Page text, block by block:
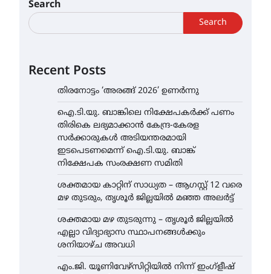
Search
Search
Recent Posts
തിരനോട്ടം ‘അരങ്ങ് 2026’ ഉണർന്നു
ഐ.ടി.യു. ബാങ്കിലെ നിക്ഷേപകർക്ക് പണം
തിരികെ ലഭ്യമാക്കാൻ കേന്ദ്ര-കേരള
സർക്കാരുകൾ അടിയന്തരമായി
ഇടപെടണമെന്ന് ഐ.ടി.യു. ബാങ്ക്
നിക്ഷേപക സംരക്ഷണ സമിതി
ശക്തമായ കാറ്റിന് സാധ്യത – ആഗസ്റ്റ് 12 വരെ
മഴ തുടരും, തൃശൂർ ജില്ലയിൽ മഞ്ഞ അലർട്ട്
ശക്തമായ മഴ തുടരുന്നു – തൃശൂർ ജില്ലയിൽ
എല്ലാ വിദ്യാഭ്യാസ സ്ഥാപനങ്ങൾക്കും
ശനിയാഴ്ച അവധി
എം.ജി. യൂണിവേഴ്‌സിറ്റിയിൽ നിന്ന് ഇംഗ്ളീഷ്